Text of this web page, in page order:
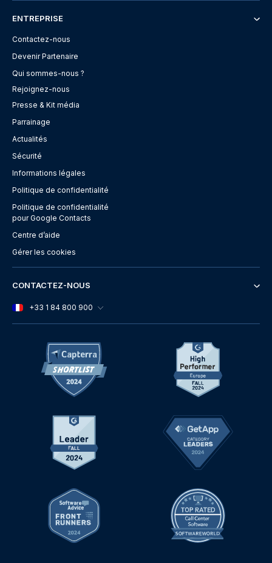
ENTREPRISE
Contactez-nous
Devenir Partenaire
Qui sommes-nous ?
Rejoignez-nous
Presse & Kit média
Parrainage
Actualités
Sécurité
Informations légales
Politique de confidentialité
Politique de confidentialité
pour Google Contacts
Centre d’aide
Gérer les cookies
CONTACTEZ-NOUS
+33 1 84 800 900